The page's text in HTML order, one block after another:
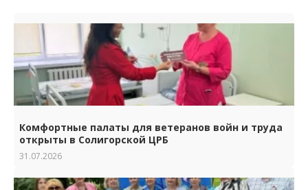
Комфортные палаты для ветеранов войн и труда
открыты в Солигорской ЦРБ
31.07.2026